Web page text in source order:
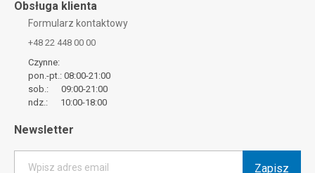
Obsługa klienta
Formularz kontaktowy
+48 22 448 00 00
Czynne:
pon.-pt.: 08:00-21:00
sob.: 09:00-21:00
ndz.: 10:00-18:00
Newsletter
Wpisz adres email Zapisz